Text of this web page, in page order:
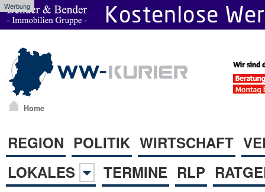
Werbung
Home
REGION POLITIK WIRTSCHAFT
LOKALES
TERMINE RLP